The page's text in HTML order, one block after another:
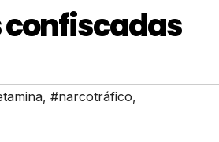
confiscadas
, #narcotráfico,